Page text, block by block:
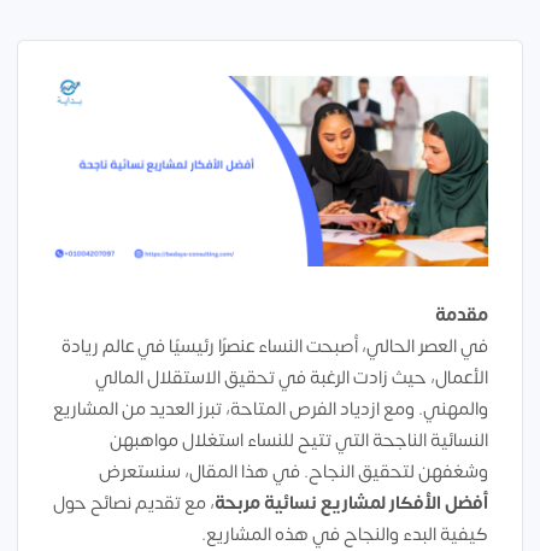
مقدمة
في العصر الحالي، أصبحت النساء عنصرًا رئيسيًا في عالم ريادة
الأعمال، حيث زادت الرغبة في تحقيق الاستقلال المالي
والمهني. ومع ازدياد الفرص المتاحة، تبرز العديد من المشاريع
النسائية الناجحة التي تتيح للنساء استغلال مواهبهن
وشغفهن لتحقيق النجاح. في هذا المقال، سنستعرض
أفضل الأفكار لمشاريع نسائية مربحة، مع تقديم نصائح حول
كيفية البدء والنجاح في هذه المشاريع.